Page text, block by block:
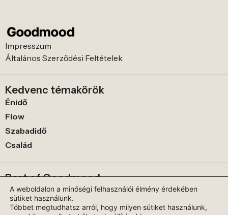
Impresszum
Általános Szerződési Feltételek
Kedvenc témakörök
Énidő
Flow
Szabadidő
Család
Best of Goodmood
A 10 legnehezebb magyar nyelvtörő és jelentésük
Hogyan mondjunk nemet bűntudat nélkül?
A weboldalon a minőségi felhasználói élmény érdekében
sütiket használunk.
Többet megtudhatsz arról, hogy milyen sütiket használunk,